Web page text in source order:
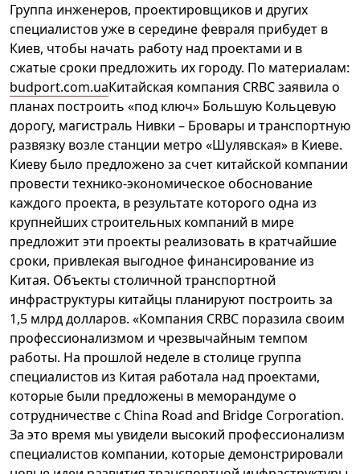
Группа инженеров, проектировщиков и других
специалистов уже в середине февраля прибудет в
Киев, чтобы начать работу над проектами и в
сжатые сроки предложить их городу. По материалам:
budport.com.uaКитайская компания CRBC заявила о
планах построить «под ключ» Большую Кольцевую
дорогу, магистраль Нивки – Бровары и транспортную
развязку возле станции метро «Шулявская» в Киеве.
Киеву было предложено за счет китайской компании
провести технико-экономическое обоснование
каждого проекта, в результате которого одна из
крупнейших строительных компаний в мире
предложит эти проекты реализовать в кратчайшие
сроки, привлекая выгодное финансирование из
Китая. Объекты столичной транспортной
инфраструктуры китайцы планируют построить за
1,5 млрд долларов. «Компания CRBC поразила своим
профессионализмом и чрезвычайным темпом
работы. На прошлой неделе в столице группа
специалистов из Китая работала над проектами,
которые были предложены в меморандуме о
сотрудничестве с China Road and Bridge Corporation.
За это время мы увидели высокий профессионализм
специалистов компании, которые демонстрировали